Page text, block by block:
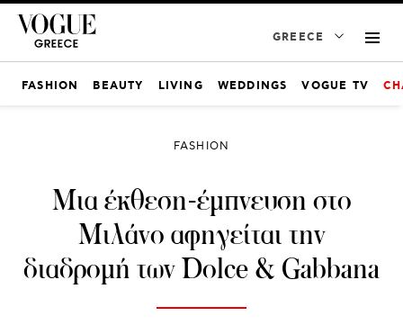
GREECE
FASHION BEAUTY LIVING WEDDINGS VOGUE TV
FASHION
Μια έκθεση-έμπνευση στο
Μιλάνο αφηγείται την
διαδρομή των Dolce & Gabbana